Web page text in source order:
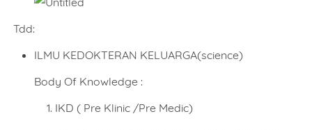
Tdd:
ILMU KEDOKTERAN KELUARGA(science)
Body Of Knowledge :
IKD ( Pre Klinic /Pre Medic)